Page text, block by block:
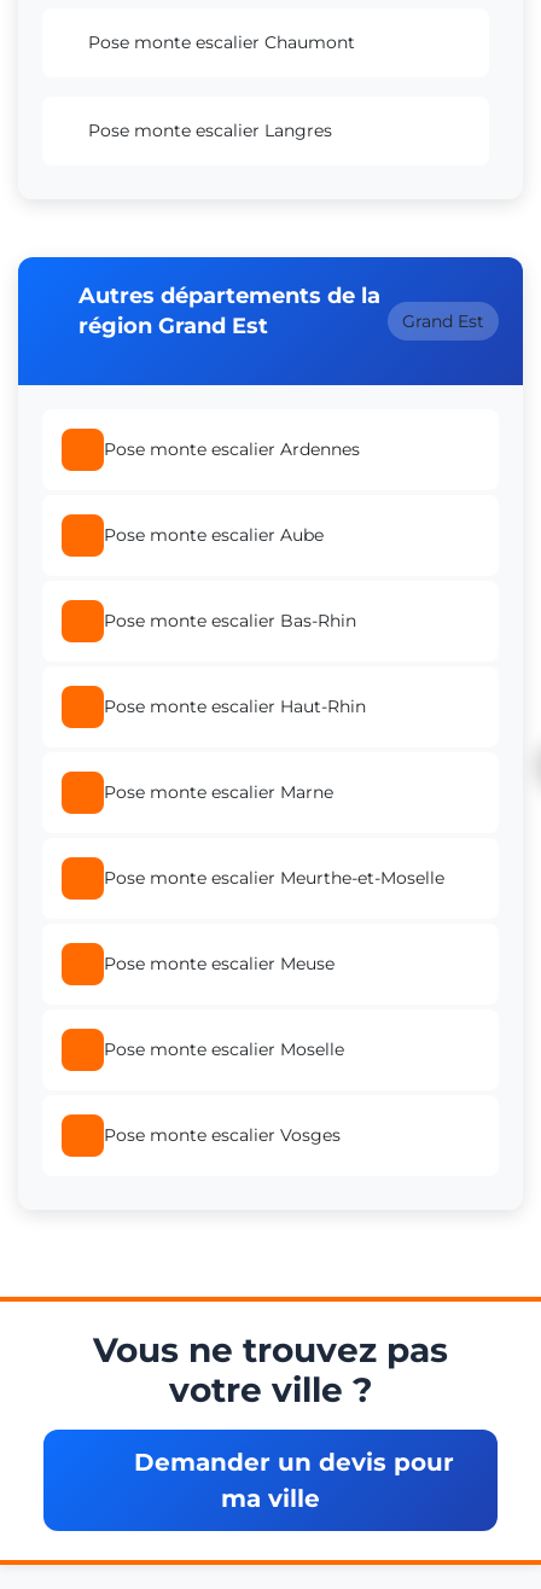
Pose monte escalier Chaumont
Pose monte escalier Langres
Autres départements de la
région Grand Est
Grand Est
Pose monte escalier Ardennes
Pose monte escalier Aube
Pose monte escalier Bas-Rhin
Pose monte escalier Haut-Rhin
Pose monte escalier Marne
Pose monte escalier Meurthe-et-Moselle
Pose monte escalier Meuse
Pose monte escalier Moselle
Pose monte escalier Vosges
Vous ne trouvez pas
votre ville ?
Demander un devis pour
ma ville